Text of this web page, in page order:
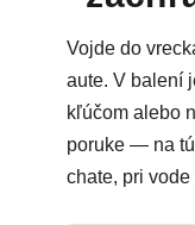
Vojde do
aute. V balení
kľúčom alebo
poruke — na
chate, pri vode